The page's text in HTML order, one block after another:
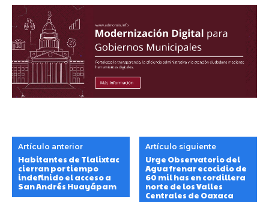
Artículo anterior
Habitantes de Tlalixtac
cierran por tiempo
indefinido el acceso a
San Andrés Huayápam
Artículo siguiente
Urge Observatorio del
Agua frenar ecocidio de
60 mil has en cordillera
norte de los Valles
Centrales de Oaxaca